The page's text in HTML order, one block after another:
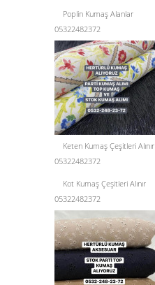
Poplin Kumaş Alanlar
05322482372
Keten Kumaş Çeşitleri Alınır
05322482372
Kot Kumaş Çeşitleri Alınır
05322482372